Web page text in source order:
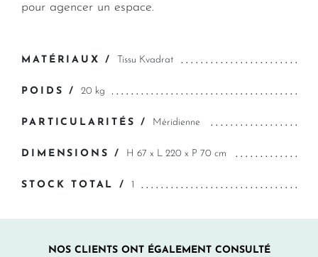
pour agencer un espace.
MATÉRIAUX / Tissu Kvadrat
POIDS / 20 kg
PARTICULARITÉS / Méridienne
DIMENSIONS / H 67 x L 220 x P 70 cm
STOCK TOTAL / 1
NOS CLIENTS ONT ÉGALEMENT CONSULTÉ